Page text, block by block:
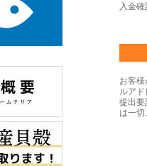
入金
お客
ルア
提出要
は一切